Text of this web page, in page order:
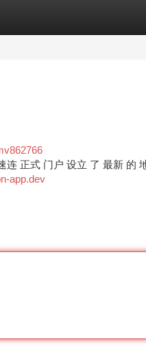
连 正式 门户 设立 了 最新 的
app.dev